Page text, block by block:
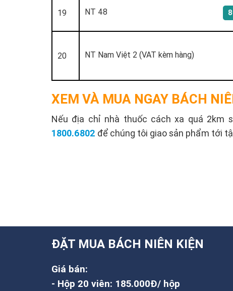
19 NT 48
20 NT Nam Việt 2 (VAT kèm hàng)
XEM VÀ MUA NGAY BÁCH
Nếu địa chỉ nhà thuốc cách xa quá 2km
1800.6802 để chúng tôi giao sản phẩm tới
ĐẶT MUA BÁCH NIÊN KIỆN
Giá bán:
- Hộp 20 viên: 185.000Đ/ hộp